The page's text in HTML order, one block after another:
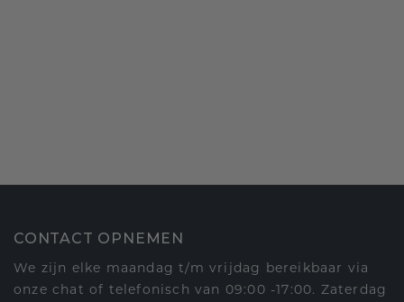
CONTACT OPNEMEN
We zijn elke maandag t/m vrijdag bereikbaar via
onze chat of telefonisch van 09:00 -17:00. Zaterdag